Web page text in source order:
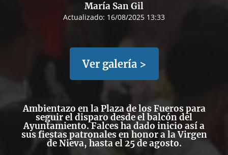
María San Gil
Actualizado: 16/08/2025 13:33
Ver galería >
Ambientazo en la Plaza de los Fueros para
seguir el disparo desde el balcón del
Ayuntamiento. Falces ha dado inicio así a
sus fiestas patronales en honor a la Virgen
de Nieva, hasta el 25 de agosto.